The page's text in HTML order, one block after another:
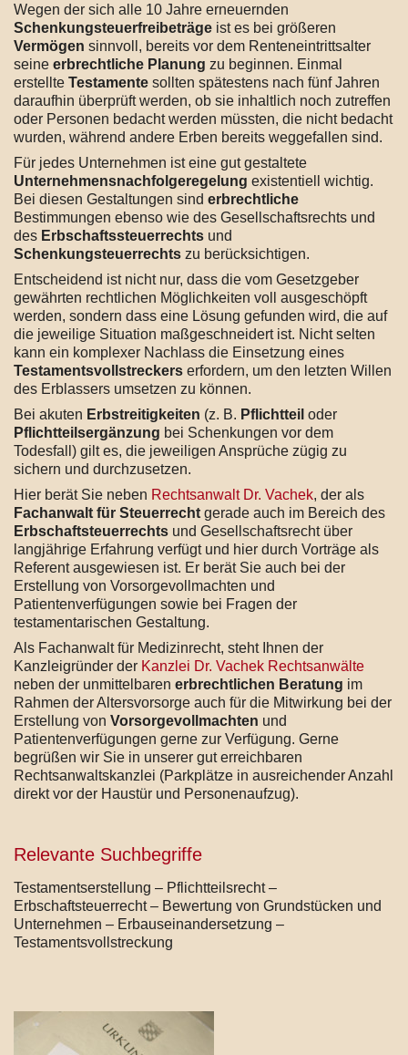
Wegen der sich alle 10 Jahre erneuernden
Schenkungsteuerfreibeträge ist es bei größeren
Vermögen sinnvoll, bereits vor dem Renteneintrittsalter
seine erbrechtliche Planung zu beginnen. Einmal
erstellte Testamente sollten spätestens nach fünf Jahren
daraufhin überprüft werden, ob sie inhaltlich noch zutreffen
oder Personen bedacht werden müssten, die nicht bedacht
wurden, während andere Erben bereits weggefallen sind.
Für jedes Unternehmen ist eine gut gestaltete
Unternehmensnachfolgeregelung existentiell wichtig.
Bei diesen Gestaltungen sind erbrechtliche
Bestimmungen ebenso wie des Gesellschaftsrechts und
des Erbschaftssteuerrechts und
Schenkungsteuerrechts zu berücksichtigen.
Entscheidend ist nicht nur, dass die vom Gesetzgeber
gewährten rechtlichen Möglichkeiten voll ausgeschöpft
werden, sondern dass eine Lösung gefunden wird, die auf
die jeweilige Situation maßgeschneidert ist. Nicht selten
kann ein komplexer Nachlass die Einsetzung eines
Testamentsvollstreckers erfordern, um den letzten Willen
des Erblassers umsetzen zu können.
Bei akuten Erbstreitigkeiten (z. B. Pflichtteil oder
Pflichtteilsergänzung bei Schenkungen vor dem
Todesfall) gilt es, die jeweiligen Ansprüche zügig zu
sichern und durchzusetzen.
Hier berät Sie neben Rechtsanwalt Dr. Vachek, der als
Fachanwalt für Steuerrecht gerade auch im Bereich des
Erbschaftsteuerrechts und Gesellschaftsrecht über
langjährige Erfahrung verfügt und hier durch Vorträge als
Referent ausgewiesen ist. Er berät Sie auch bei der
Erstellung von Vorsorgevollmachten und
Patientenverfügungen sowie bei Fragen der
testamentarischen Gestaltung.
Als Fachanwalt für Medizinrecht, steht Ihnen der
Kanzleigründer der Kanzlei Dr. Vachek Rechtsanwälte
neben der unmittelbaren erbrechtlichen Beratung im
Rahmen der Altersvorsorge auch für die Mitwirkung bei der
Erstellung von Vorsorgevollmachten und
Patientenverfügungen gerne zur Verfügung. Gerne
begrüßen wir Sie in unserer gut erreichbaren
Rechtsanwaltskanzlei (Parkplätze in ausreichender Anzahl
direkt vor der Haustür und Personenaufzug).
Relevante Suchbegriffe
Testamentserstellung – Pflichtteilsrecht –
Erbschaftsteuerrecht – Bewertung von Grundstücken und
Unternehmen – Erbauseinandersetzung –
Testamentsvollstreckung